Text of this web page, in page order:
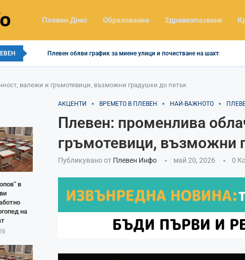
Плевен Днес Образование Здравеопазване
Плевен обяви график за миене улици и почистване на шахти
валежи и гръмотевици, възможни градушки до петък
АКЦЕНТИ ВРЕМЕТО В ПЛЕВЕН НАЙ-ВАЖНОТО
Плевен: променлива
гръмотевици, възможни
Публикувано от Плевен Инфо май 20, 2026 0
в
на